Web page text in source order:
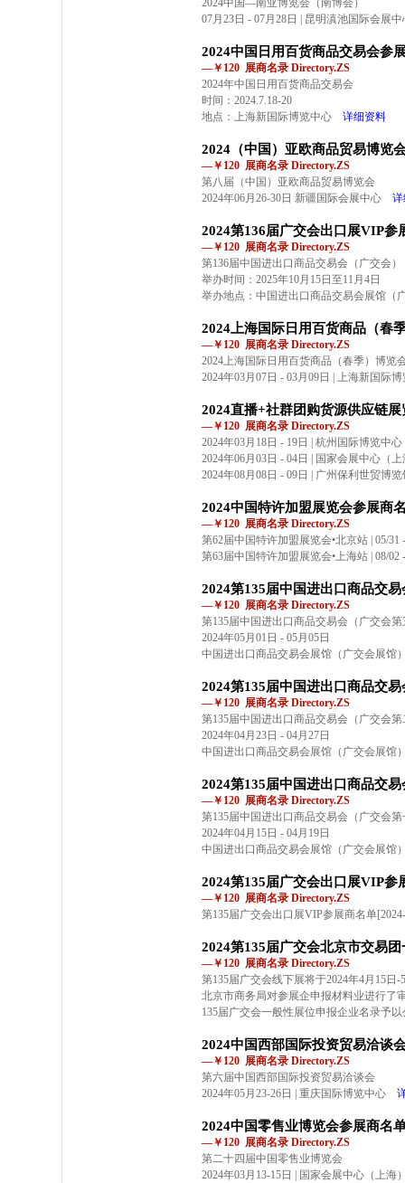
2024中国—南亚博览会（南博会）
07月23日 - 07月28日 | 昆明滇池国际会展中
2024中国日用百货商品交易会参
—￥120 展商名录 Directory.ZS
2024年中国日用百货商品交易会
时间：2024.7.18-20
地点：上海新国际博览中心
详细资料
2024（中国）亚欧商品贸易博览
—￥120 展商名录 Directory.ZS
第八届（中国）亚欧商品贸易博览会
2024年06月26-30日 新疆国际会展中心
2024第136届广交会出口展VIP参
—￥120 展商名录 Directory.ZS
第136届中国进出口商品交易会（广交会）
举办时间：2025年10月15日至11月4日
举办地点：中国进出口商品交易会展馆（
2024上海国际日用百货商品（春
—￥120 展商名录 Directory.ZS
2024上海国际日用百货商品（春季）博览
2024年03月07日 - 03月09日 | 上海新国际
2024直播+社群团购货源供应链
—￥120 展商名录 Directory.ZS
2024年03月18日 - 19日 | 杭州国际博览中心
2024年06月03日 - 04日 | 国家会展中心（
2024年08月08日 - 09日 | 广州保利世贸博览
2024中国特许加盟展览会参展商
—￥120 展商名录 Directory.ZS
第62届中国特许加盟展览会•北京站 | 05/31
第63届中国特许加盟展览会•上海站 | 08/
2024第135届中国进出口商品交
—￥120 展商名录 Directory.ZS
第135届中国进出口商品交易会（广交会第
2024年05月01日 - 05月05日
中国进出口商品交易会展馆（广交会展馆
2024第135届中国进出口商品交
—￥120 展商名录 Directory.ZS
第135届中国进出口商品交易会（广交会第
2024年04月23日 - 04月27日
中国进出口商品交易会展馆（广交会展馆
2024第135届中国进出口商品交
—￥120 展商名录 Directory.ZS
第135届中国进出口商品交易会（广交会第
2024年04月15日 - 04月19日
中国进出口商品交易会展馆（广交会展馆
2024第135届广交会出口展VIP参
—￥120 展商名录 Directory.ZS
第135届广交会出口展VIP参展商名单
2024第135届广交会北京市交易
—￥120 展商名录 Directory.ZS
第135届广交会线下展将于2024年4月15
北京市商务局对参展企申报材料业进行了
135届广交会一般性展位申报企业名录予
2024中国西部国际投资贸易洽谈
—￥120 展商名录 Directory.ZS
第六届中国西部国际投资贸易洽谈会
2024年05月23-26日 | 重庆国际博览中心
2024中国零售业博览会参展商名
—￥120 展商名录 Directory.ZS
第二十四届中国零售业博览会
2024年03月13-15日 | 国家会展中心（上海